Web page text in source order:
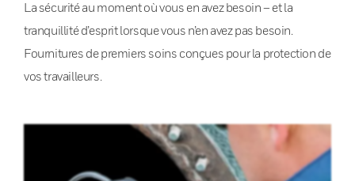
La sécurité au moment où vous en avez besoin – et la
tranquillité d’esprit lorsque vous n’en avez pas besoin.
Fournitures de premiers soins conçues pour la protection de
vos travailleurs.